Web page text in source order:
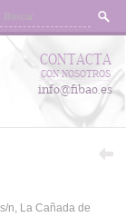
CONTACTA
CON NOSOTROS
info@fibao.es
n, La Cañada de